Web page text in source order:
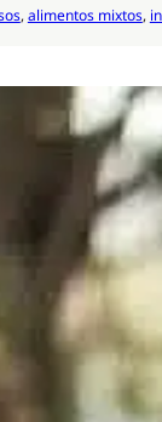
, alimentos mixtos,